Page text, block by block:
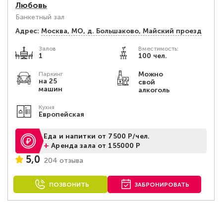
Любовь
Банкетный зал
Адрес: Москва, МО, д. Большаково, Майский проезд
Залов
1
Вместимость:
100 чел.
Паркинг
на 25
машин
Можно
свой
алкоголь
Кухня
Европейская
Еда и напитки от 7500 Р/чел.
+Аренда зала от 155000 Р
5,0 204 отзыва
ПОЗВОНИТЬ ЗАБРОНИРОВАТЬ